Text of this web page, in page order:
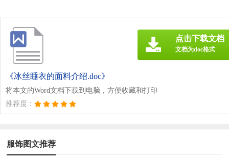
《冰丝睡衣的面料介绍.doc》
将本文的Word文档下载到电脑，方便收藏和打印
推荐度：
点击下载文档
文档为doc格式
服饰图文推荐